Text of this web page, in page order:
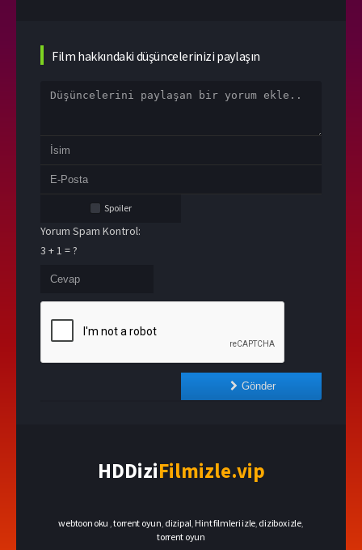
Film hakkındaki düşüncelerinizi paylaşın
Spoiler
Yorum Spam Kontrol:
3 + 1 = ?
Gönder
HDDiziFilmizle.vip
webtoon oku ,torrent oyun dizipal Hint filmleri izle dizibox izle,
torrent oyun